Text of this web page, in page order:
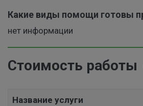
Какие виды помощи готовы
нет информации
Стоимость работы
Название услуги